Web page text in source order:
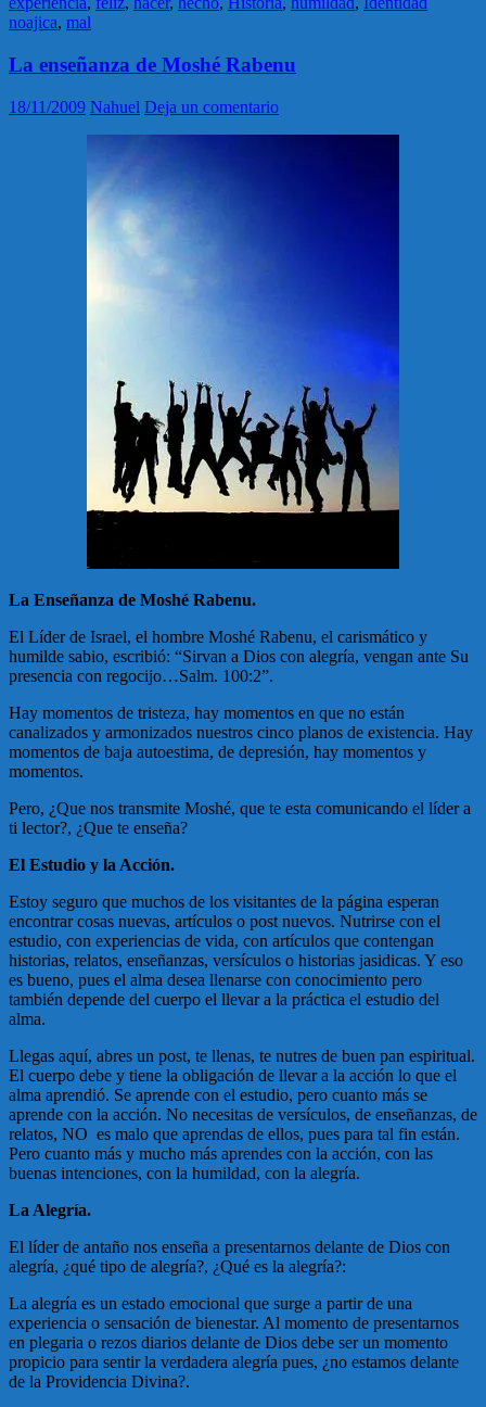
noajica, mal
La enseñanza de Moshé Rabenu
18/11/2009 Nahuel Deja un comentario
La Enseñanza de Moshé Rabenu.
El Líder de Israel, el hombre Moshé Rabenu, el carismático y
humilde sabio, escribió: “Sirvan a Dios con alegría, vengan ante Su
presencia con regocijo…Salm. 100:2”.
Hay momentos de tristeza, hay momentos en que no están
canalizados y armonizados nuestros cinco planos de existencia. Hay
momentos de baja autoestima, de depresión, hay momentos y
momentos.
Pero, ¿Que nos transmite Moshé, que te esta comunicando el líder a
ti lector?, ¿Que te enseña?
El Estudio y la Acción.
Estoy seguro que muchos de los visitantes de la página esperan
encontrar cosas nuevas, artículos o post nuevos. Nutrirse con el
estudio, con experiencias de vida, con artículos que contengan
historias, relatos, enseñanzas, versículos o historias jasidicas. Y eso
es bueno, pues el alma desea llenarse con conocimiento pero
también depende del cuerpo el llevar a la práctica el estudio del
alma.
Llegas aquí, abres un post, te llenas, te nutres de buen pan espiritual.
El cuerpo debe y tiene la obligación de llevar a la acción lo que el
alma aprendió. Se aprende con el estudio, pero cuanto más se
aprende con la acción. No necesitas de versículos, de enseñanzas, de
relatos, NO es malo que aprendas de ellos, pues para tal fin están.
Pero cuanto más y mucho más aprendes con la acción, con las
buenas intenciones, con la humildad, con la alegría.
La Alegría.
El líder de antaño nos enseña a presentarnos delante de Dios con
alegría, ¿qué tipo de alegría?, ¿Qué es la alegría?:
La alegría es un estado emocional que surge a partir de una
experiencia o sensación de bienestar. Al momento de presentarnos
en plegaria o rezos diarios delante de Dios debe ser un momento
propicio para sentir la verdadera alegría pues, ¿no estamos delante
de la Providencia Divina?.